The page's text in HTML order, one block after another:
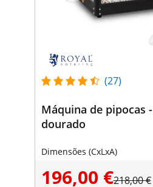
(27)
Máquina de pipocas
dourado
Dimensões (CxLxA)
196,00 €218,00 €